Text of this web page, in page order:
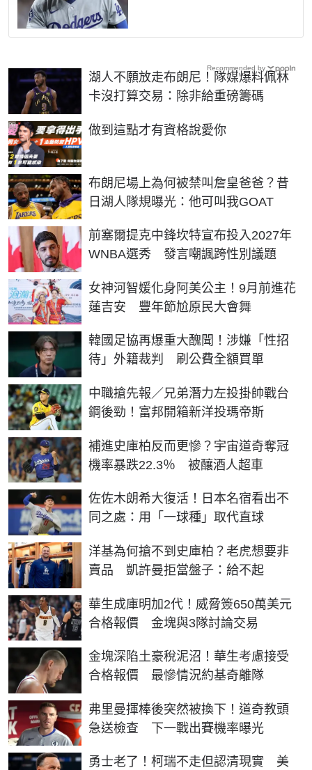
湖人不願放走布朗尼！隊媒爆料佩林
卡沒打算交易：除非給重磅籌碼
做到這點才有資格說愛你
PR
布朗尼場上為何被禁叫詹皇爸爸？昔
日湖人隊規曝光：他可叫我GOAT
前塞爾提克中鋒坎特宣布投入2027年
WNBA選秀 發言嘲諷跨性別議題
女神河智媛化身阿美公主！9月前進花
蓮吉安 豐年節尬原民大會舞
韓國足協再爆重大醜聞！涉嫌「性招
待」外籍裁判 刷公費全額買單
中職搶先報／兄弟潛力左投掛帥戰台
鋼後勁！富邦開箱新洋投瑪帝斯
補進史庫柏反而更慘？宇宙道奇奪冠
機率暴跌22.3％ 被釀酒人超車
佐佐木朗希大復活！日本名宿看出不
同之處：用「一球種」取代直球
洋基為何搶不到史庫柏？老虎想要非
賣品 凱許曼拒當盤子：給不起
華生成庫明加2代！威脅簽650萬美元
合格報價 金塊與3隊討論交易
金塊深陷土豪稅泥沼！華生考慮接受
合格報價 最慘情況約基奇離隊
弗里曼揮棒後突然被換下！道奇教頭
急送檢查 下一戰出賽機率曝光
勇士老了！柯瑞不走但認清現實 美
Recommended by